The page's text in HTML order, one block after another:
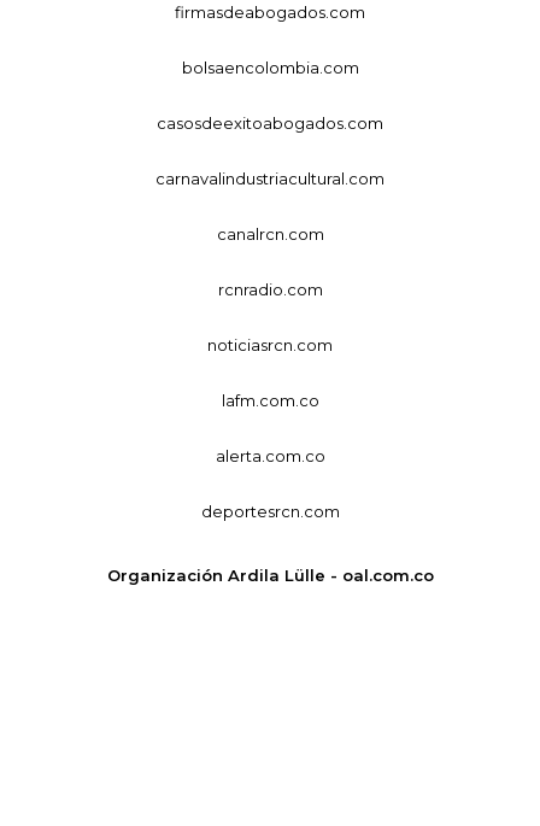
firmasdeabogados.com
bolsaencolombia.com
casosdeexitoabogados.com
carnavalindustriacultural.com
canalrcn.com
rcnradio.com
noticiasrcn.com
lafm.com.co
alerta.com.co
deportesrcn.com
Organización Ardila Lülle - oal.com.co